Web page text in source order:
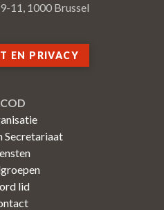
11, 1000 Brussel
EN PRIVACY
Secretariaat
lid